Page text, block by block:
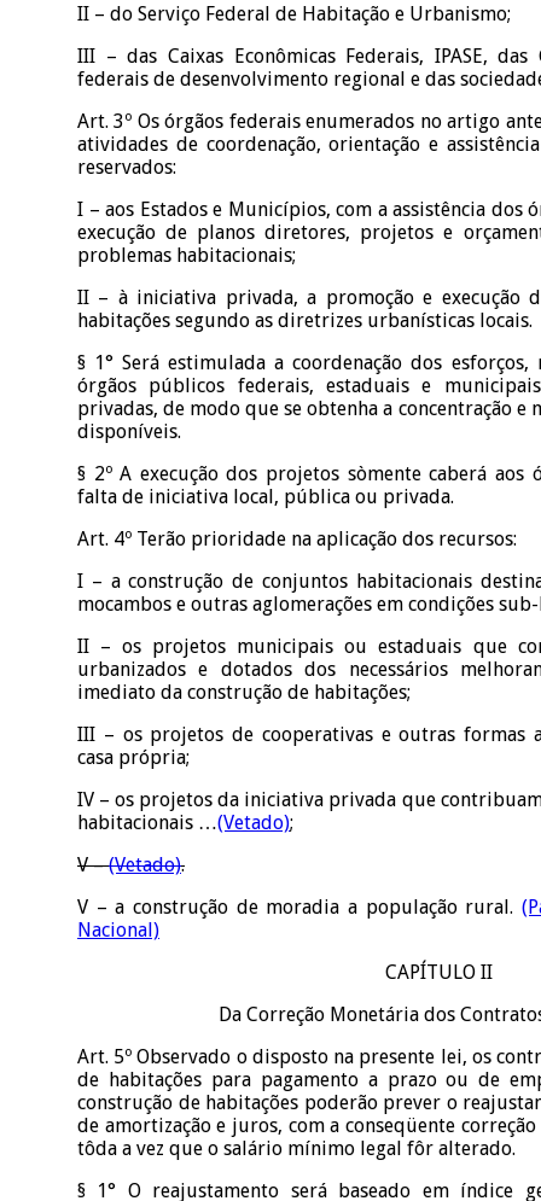
II – do Serviço Federal de Habitação e Urbanismo;
III – das Caixas Econômicas Federais, IPASE,
federais de desenvolvimento regional e das
Art. 3º Os órgãos federais enumerados no artigo
atividades de coordenação, orientação e
reservados:
I – aos Estados e Municípios, com a assistência dos
execução de planos diretores, projetos e
problemas habitacionais;
II – à iniciativa privada, a promoção e execução
habitações segundo as diretrizes urbanísticas locais.
§ 1° Será estimulada a coordenação dos
órgãos públicos federais, estaduais e
privadas, de modo que se obtenha a concentração
disponíveis.
§ 2º A execução dos projetos sòmente caberá
falta de iniciativa local, pública ou privada.
Art. 4º Terão prioridade na aplicação dos recursos:
I – a construção de conjuntos habitacionais
mocambos e outras aglomerações em condições
II – os projetos municipais ou estaduais que
urbanizados e dotados dos necessários
imediato da construção de habitações;
III – os projetos de cooperativas e outras formas
casa própria;
IV – os projetos da iniciativa privada que
habitacionais …(Vetado);
V –(Vetado).
V – a construção de moradia a população rural.
Nacional)
CAPÍTULO II
Da Correção Monetária dos
Art. 5º Observado o disposto na presente lei, os
de habitações para pagamento a prazo ou de
construção de habitações poderão prever o
de amortização e juros, com a conseqüente
tôda a vez que o salário mínimo legal fôr alterado.
§ 1° O reajustamento será baseado em índice